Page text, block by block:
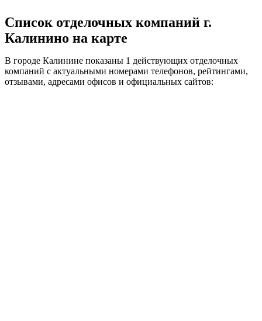
Список отделочных компаний г.
Калинино на карте
В городе Калинине показаны 1 действующих отделочных
компаний с актуальными номерами телефонов, рейтингами,
отзывами, адресами офисов и официальных сайтов: